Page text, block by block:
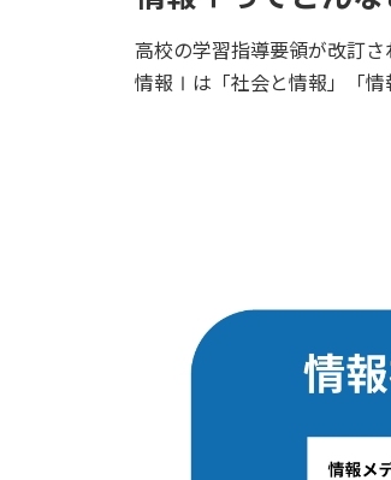
高校の学習指導要領が改訂
情報Ⅰは「社会と情報」「情